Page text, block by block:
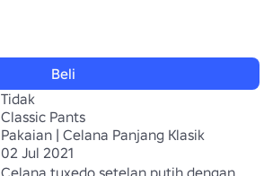
Beli
Tidak
Classic Pants
Pakaian | Celana Panjang Klasik
02 Jul 2021
Celana tuxedo setelan putih dengan